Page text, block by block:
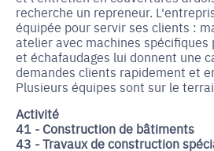
recherche un repreneur.
équipée pour servir ses clients :
atelier avec machines
et échafaudages lui donnent une
demandes clients rapidement et
Plusieurs équipes sont sur le
Activité
41 - Construction de bâtiments
43 - Travaux de construction